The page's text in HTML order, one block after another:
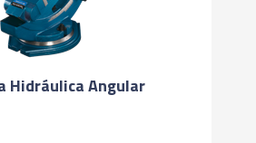
Hidráulica Angular